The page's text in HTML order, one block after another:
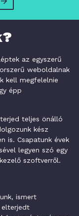
az egyszerű
weboldalnak
kell megfelelnie
épp
teljes önálló
kész
is. Csapatunk évek
legyen szó egy
szoftverről.
ismert
elterjedt